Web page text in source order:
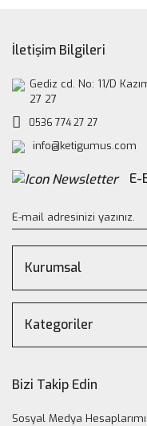
İletişim Bilgileri
Gediz cd. No: 11/D
27 27
0536 774 27 27
info@ketigumus.com
E-
Kurumsal
Kategoriler
Bizi Takip Edin
Sosyal Medya